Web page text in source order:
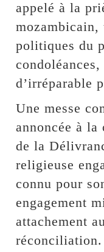
appelé à la
mozambicain,
politiques du
d’irréparable
Une messe
annoncée à la
de la
religieuse
connu pour
engagement
attachement
réconciliation.